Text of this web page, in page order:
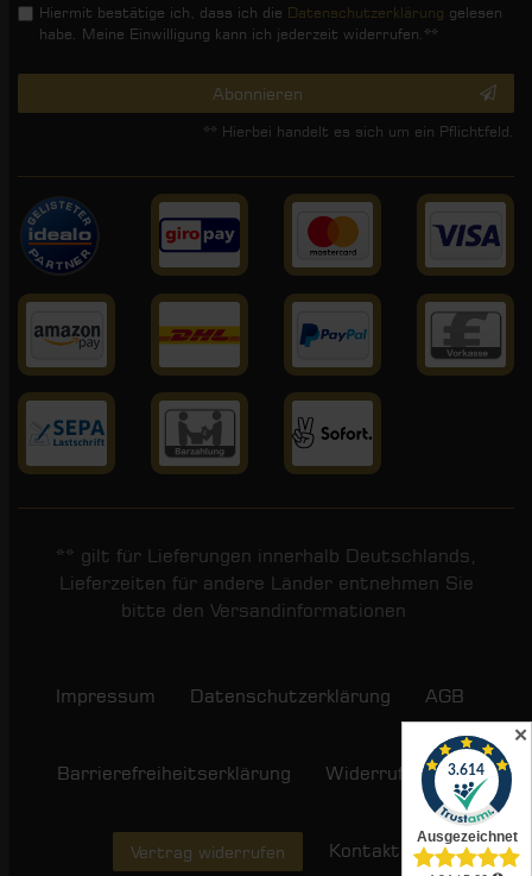
✕
Hiermit bestätige ich, dass ich die Daten­schutz­erklärung gelesen
habe. Meine Einwilligung kann ich jederzeit widerrufen.**
Abonnieren
** Hierbei handelt es sich um ein Pflichtfeld.
** gilt für Lieferungen innerhalb Deutschlands,
Lieferzeiten für andere Länder entnehmen Sie
bitte den Versandinformationen
Impressum Daten­schutz­erklärung AGB
Barrierefreiheitserklärung Widerrufs­recht
Vertrag widerrufen Kontakt